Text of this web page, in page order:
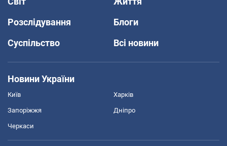
Розслідування
Блоги
Суспільство
Всі новини
Новини України
Київ Харків
Запоріжжя Дніпро
Черкаси